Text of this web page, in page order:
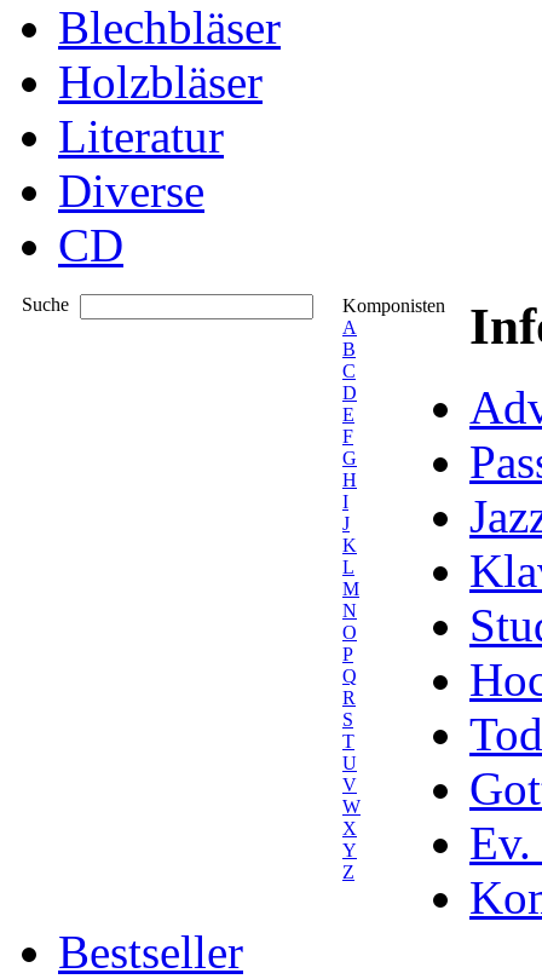
Blechbläser
Holzbläser
Literatur
Diverse
CD
Suche
Komponisten
A
B
C
D
E
F
G
H
I
J
K
L
M
N
O
P
Q
R
S
T
U
V
W
X
Y
Z
Ev.
Bestseller